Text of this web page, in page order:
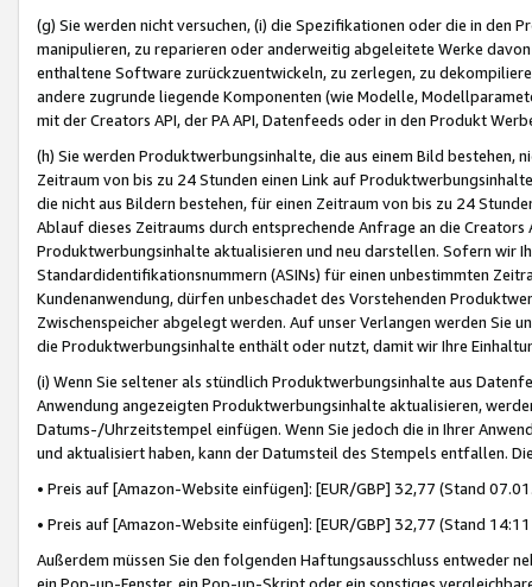
(g) Sie werden nicht versuchen, (i) die Spezifikationen oder die in
manipulieren, zu reparieren oder anderweitig abgeleitete Werke
enthaltene Software zurückzuentwickeln, zu zerlegen, zu
andere zugrunde liegende Komponenten (wie Modelle,
mit der Creators API, der PA API, Datenfeeds oder in den Produkt
(h) Sie werden Produktwerbungsinhalte, die aus einem Bild bestehen,
Zeitraum von bis zu 24 Stunden einen Link auf
die nicht aus Bildern bestehen, für einen Zeitraum von bis zu 24
Ablauf dieses Zeitraums durch entsprechende Anfrage an die
Produktwerbungsinhalte aktualisieren und neu darstellen. Sofern wir
Standardidentifikationsnummern (ASINs) für einen unbestimmten
Kundenanwendung, dürfen unbeschadet des Vorstehenden
Zwischenspeicher abgelegt werden. Auf unser Verlangen werden Sie
die Produktwerbungsinhalte enthält oder nutzt, damit wir Ihre
(i) Wenn Sie seltener als stündlich Produktwerbungsinhalte aus
Anwendung angezeigten Produktwerbungsinhalte aktualisieren,
Datums-/Uhrzeitstempel einfügen. Wenn Sie jedoch die in Ihrer
und aktualisiert haben, kann der Datumsteil des Stempels entfallen.
• Preis auf [Amazon-Website einfügen]: [EUR/GBP] 32,77 (Stand
• Preis auf [Amazon-Website einfügen]: [EUR/GBP] 32,77 (Stand
Außerdem müssen Sie den folgenden Haftungsausschluss entweder
ein Pop-up-Fenster, ein Pop-up-Skript oder ein sonstiges